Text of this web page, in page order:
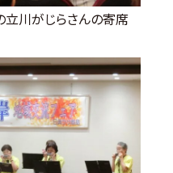
川がじらさんの寄席